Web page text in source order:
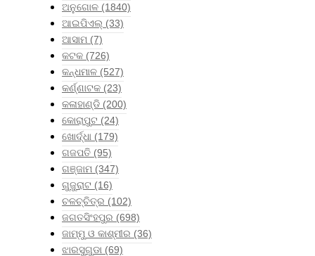
ଅନୁଗୋଳ (1840)
ଆଇପିଏଲ୍ (33)
ଆସାମ (7)
କଟକ (726)
କନ୍ଧମାଳ (527)
କର୍ଣ୍ଣାଟକ (23)
କଳାହାଣ୍ଡି (200)
କୋରାପୁଟ (24)
ଖୋର୍ଦ୍ଧା (179)
ଗଜପତି (95)
ଗଞ୍ଜାମ (347)
ଗୁଜୁରାଟ (16)
ଚଳଚ୍ଚିତ୍ର (102)
ଜଗତସିଂହପୁର (698)
ଜାମ୍ମୁ ଓ କାଶ୍ମୀର (36)
ଝାରସୁଗୁଡା (69)